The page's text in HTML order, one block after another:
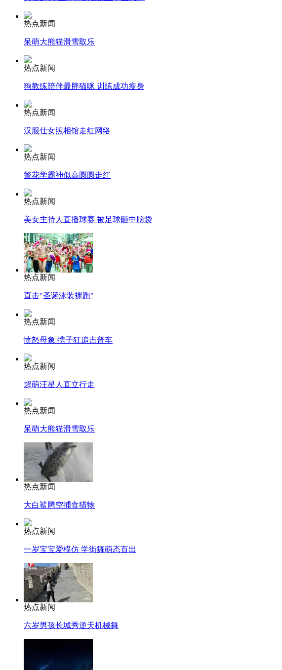
安徽一实载49人客车翻车
走！跟着总书记去植树
纽约上演“枕头大战”
热点新闻
呆萌大熊猫滑雪取乐
热点新闻
狗教练陪伴最胖猫咪 训练成功瘦身
热点新闻
汉服仕女照相馆走红网络
热点新闻
警花学霸神似高圆圆走红
热点新闻
美女主持人直播球赛 被足球砸中脑袋
热点新闻
直击"圣诞泳装裸跑"
热点新闻
愤怒母象 携子狂追吉普车
热点新闻
超萌汪星人直立行走
热点新闻
呆萌大熊猫滑雪取乐
热点新闻
大白鲨腾空捕食猎物
热点新闻
一岁宝宝爱模仿 学街舞萌态百出
热点新闻
六岁男孩长城秀逆天机械舞